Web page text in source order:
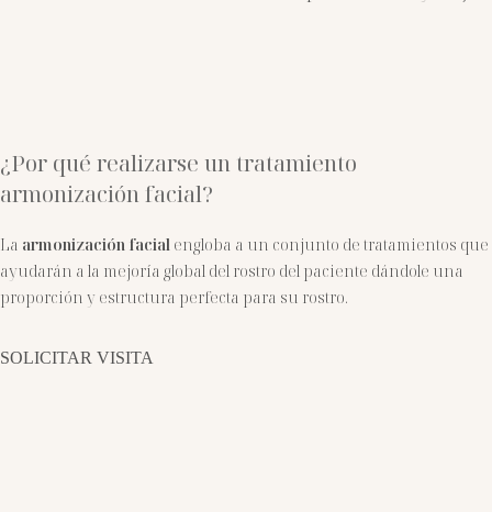
¿Por qué realizarse un tratamiento
armonización facial?
La armonización facial engloba a un conjunto de tratamientos que
ayudarán a la mejoría global del rostro del paciente dándole una
proporción y estructura perfecta para su rostro.
SOLICITAR VISITA